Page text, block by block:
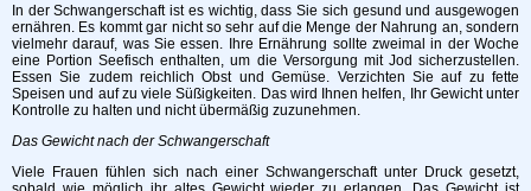
In der Schwangerschaft ist es wichtig, dass Sie sich gesund und ausgewogen
ernähren. Es kommt gar nicht so sehr auf die Menge der Nahrung an, sondern
vielmehr darauf, was Sie essen. Ihre Ernährung sollte zweimal in der Woche
eine Portion Seefisch enthalten, um die Versorgung mit Jod sicherzustellen.
Essen Sie zudem reichlich Obst und Gemüse. Verzichten Sie auf zu fette
Speisen und auf zu viele Süßigkeiten. Das wird Ihnen helfen, Ihr Gewicht unter
Kontrolle zu halten und nicht übermäßig zuzunehmen.
Das Gewicht nach der Schwangerschaft
Viele Frauen fühlen sich nach einer Schwangerschaft unter Druck gesetzt,